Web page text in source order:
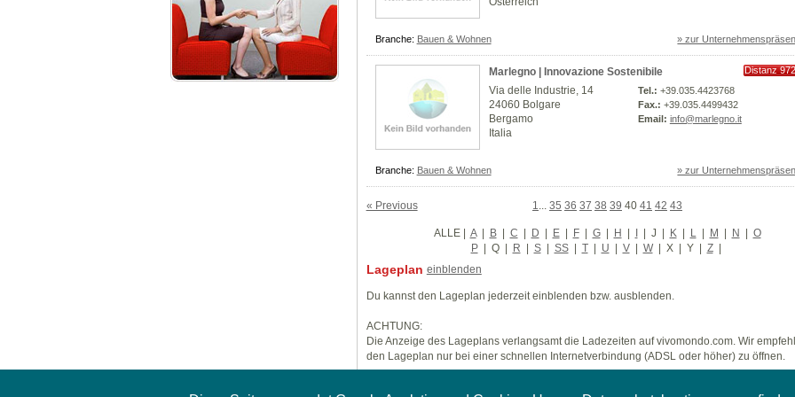
Branche: Bauen & Wohnen » zur
Marlegno | Innovazione Sostenibile
Distanz
Via delle Industrie, 14
24060 Bolgare
Bergamo
Italia
Tel.: +39.035.4423768
Fax.: +39.035.4499432
Email: info@marlegno.it
Branche: Bauen & Wohnen » zur
« Previous 1 35 36 37 38 39 40 41 42 43
ALLE| A | B | C | D | E | F | G | H | I | J | K | L | M | N | O
P | Q | R | S | SS | T | U | V | W | X | Y | Z |
Lageplan einblenden
Du kannst den Lageplan jederzeit einblenden bzw. ausblenden.
ACHTUNG:
Die Anzeige des Lageplans verlangsamt die Ladezeiten auf vivomondo.com. Wir
den Lageplan nur bei einer schnellen Internetverbindung (ADSL oder höher) zu öffnen.